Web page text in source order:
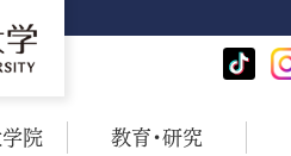
学院 教育・研究